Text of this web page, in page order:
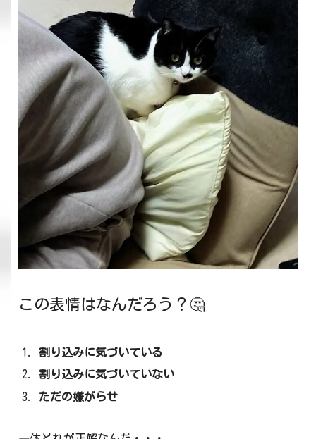
この表情はなんだろう？🤔
割り込みに気づいている
割り込みに気づいていない
ただの嫌がらせ